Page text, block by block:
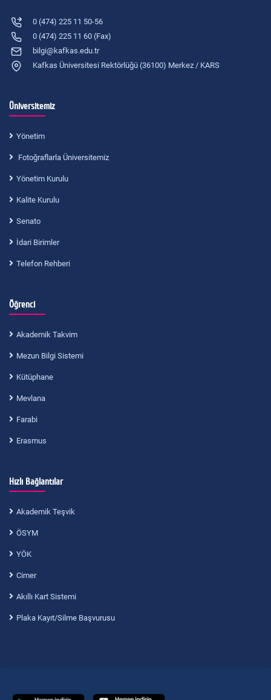
0 (474) 225 11 50-56
0 (474) 225 11 60 (Fax)
bilgi@kafkas.edu.tr
Kafkas Üniversitesi Rektörlüğü (36100) Merkez / KARS
Üniversitemiz
Yönetim
Fotoğraflarla Üniversitemiz
Yönetim Kurulu
Kalite Kurulu
Senato
İdari Birimler
Telefon Rehberi
Öğrenci
Akademik Takvim
Mezun Bilgi Sistemi
Kütüphane
Mevlana
Farabi
Erasmus
Hızlı Bağlantılar
Akademik Teşvik
ÖSYM
YÖK
Cimer
Akıllı Kart Sistemi
Plaka Kayıt/Silme Başvurusu